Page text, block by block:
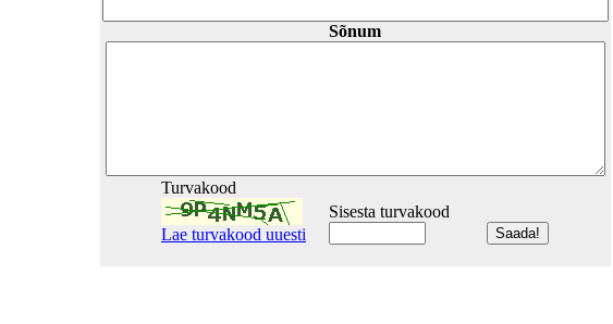
Sõnum
Turvakood
Lae turvakood uuesti
Sisesta turvakood